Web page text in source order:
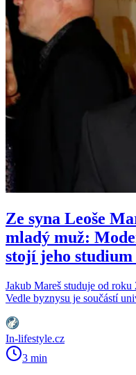
Ze syna Leoše
mladý muž:
stojí jeho
Jakub Mareš studuje od
Vedle byznysu je součástí
In-lifestyle.cz
3 min